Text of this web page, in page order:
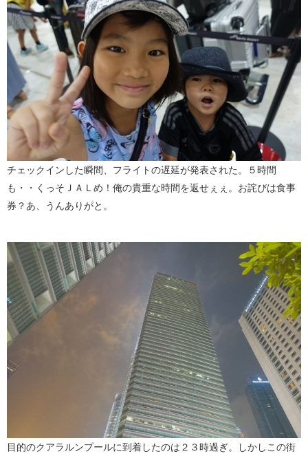
チェックインした瞬間、フライトの遅延が発表された。５時間
も・・くっそＪＡＬめ！俺の貴重な時間を返せぇぇ。お詫びは食事
券？あ、うんありがと。
目的のクアラルンプールに到着したのは２３時過ぎ。しかしこの街